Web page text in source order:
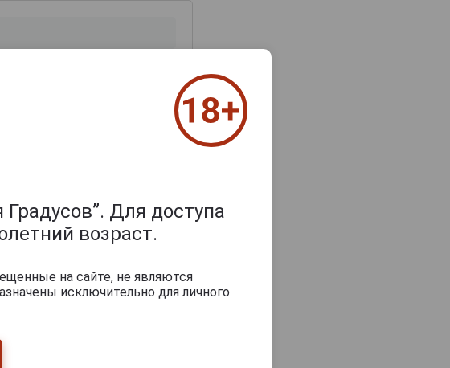
Для доступа
возраст.
на сайте, не являются
исключительно для личного